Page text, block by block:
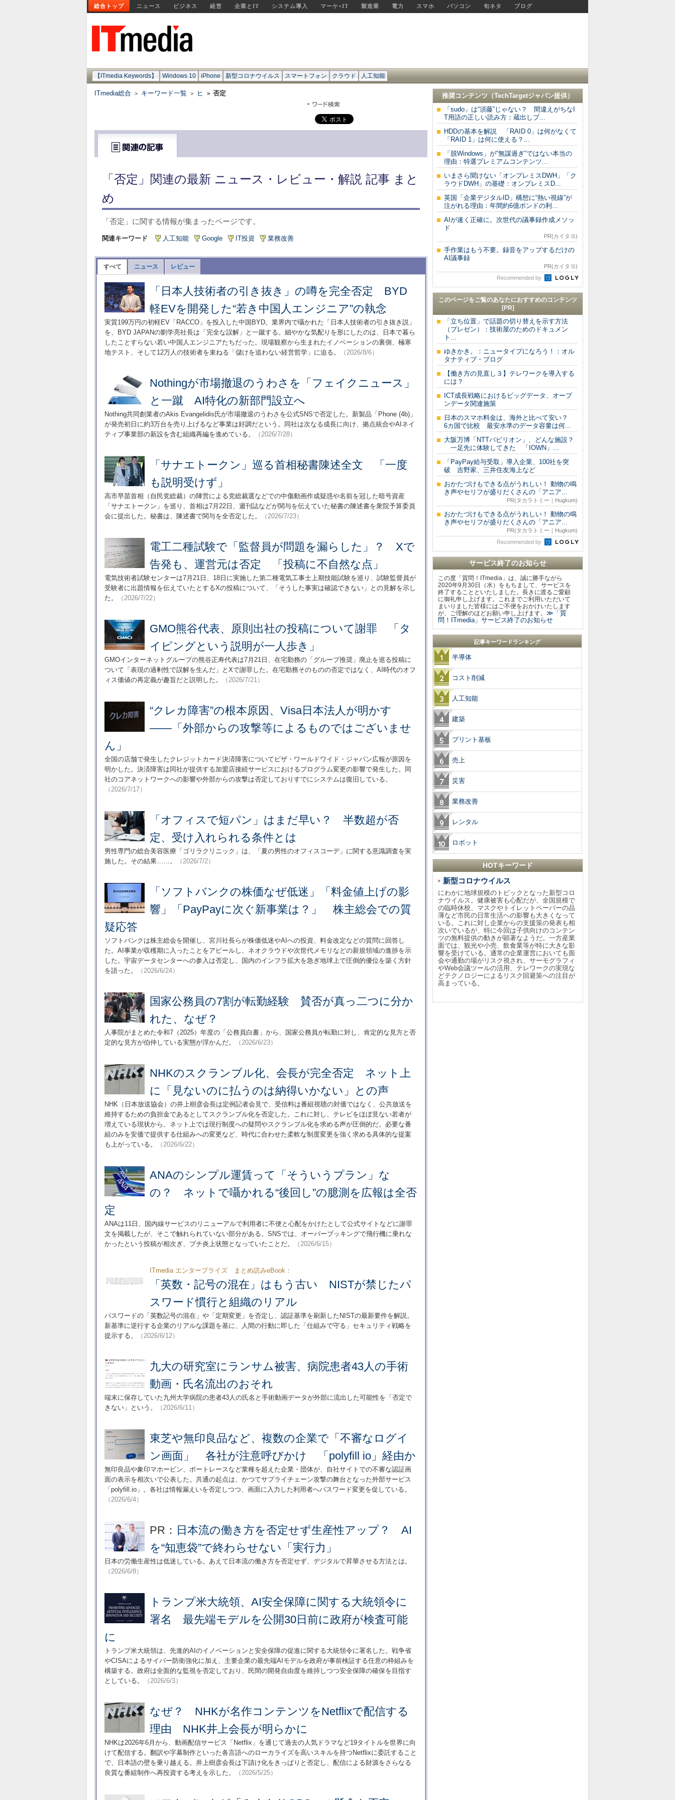
総合トップ ニュース ビジネス 経営 企業とIT システム導入 マーケ×IT 製造業 電力 スマホ パソコン 旬ネタ ブログ
【ITmedia Keywords】 Windows 10 iPhone 新型コロナウイルス スマートフォン クラウド 人工知能
ITmedia総合 > キーワード一覧 > ヒ > 否定
「否定」関連の最新 ニュース・レビュー・解説 記事 まと
め
「否定」に関する情報が集まったページです。
関連キーワード 人工知能 Google IT投資 業務改善
すべて ニュース レビュー
「日本人技術者の引き抜き」の噂を完全否定 BYD
軽EVを開発した“若き中国人エンジニア”の執念
実質199万円の初軽EV「RACCO」を投入した中国BYD。業界内で囁かれた「日本人技術者の引き抜き説」
を、BYD JAPANの劉学亮社長は「完全な誤解」と一蹴する。細やかな気配りを形にしたのは、日本で暮ら
したことすらない若い中国人エンジニアたちだった。現場観察から生まれたイノベーションの裏側、極寒
地テスト、そして12万人の技術者を束ねる「儲けを追わない経営哲学」に迫る。
（2026/8/6）
Nothingが市場撤退のうわさを「フェイクニュース」
と一蹴 AI特化の新部門設立へ
Nothing共同創業者のAkis Evangelidis氏が市場撤退のうわさを公式SNSで否定した。新製品「Phone (4b)」
が発売初日に約3万台を売り上げるなど事業は好調だという。同社は次なる成長に向け、拠点統合やAIネイ
ティブ事業部の新設を含む組織再編を進めている。
（2026/7/28）
「サナエトークン」巡る首相秘書陳述全文 「一度
も説明受けず」
高市早苗首相（自民党総裁）の陣営による党総裁選などでの中傷動画作成疑惑や名前を冠した暗号資産
「サナエトークン」を巡り、首相は7月22日、週刊誌などが関与を伝えていた秘書の陳述書を衆院予算委員
会に提出した。秘書は、陳述書で関与を全否定した。
（2026/7/23）
電工二種試験で「監督員が問題を漏らした」？ Xで
告発も、運営元は否定 「投稿に不自然な点」
電気技術者試験センターは7月21日、18日に実施した第二種電気工事士上期技能試験を巡り、試験監督員が
受験者に出題情報を伝えていたとするXの投稿について、「そうした事実は確認できない」との見解を示し
た。
（2026/7/22）
GMO熊谷代表、原則出社の投稿について謝罪 「タ
イピングという説明が一人歩き」
GMOインターネットグループの熊谷正寿代表は7月21日、在宅勤務の「グループ推奨」廃止を巡る投稿に
ついて「表現の過剰性で誤解を生んだ」とXで謝罪した。在宅勤務そのものの否定ではなく、AI時代のオフ
ィス価値の再定義が趣旨だと説明した。
（2026/7/21）
“クレカ障害”の根本原因、Visa日本法人が明かす
――「外部からの攻撃等によるものではございませ
ん」
全国の店舗で発生したクレジットカード決済障害についてビザ・ワールドワイド・ジャパン広報が原因を
明かした。決済障害は同社が提供する加盟店接続サービスにおけるプログラム変更の影響で発生した。同
社のコアネットワークへの影響や外部からの攻撃は否定しておりすでにシステムは復旧している。
（2026/7/17）
「オフィスで短パン」はまだ早い？ 半数超が否
定、受け入れられる条件とは
男性専門の総合美容医療「ゴリラクリニック」は、「夏の男性のオフィスコーデ」に関する意識調査を実
施した。その結果……。
（2026/7/2）
「ソフトバンクの株価なぜ低迷」「料金値上げの影
響」「PayPayに次ぐ新事業は？」 株主総会での質
疑応答
ソフトバンクは株主総会を開催し、宮川社長らが株価低迷やAIへの投資、料金改定などの質問に回答し
た。AI事業が収穫期に入ったことをアピールし、ネオクラウドや次世代メモリなどの新規領域の進捗を示
した。宇宙データセンターへの参入は否定し、国内のインフラ拡大を急ぎ地球上で圧倒的優位を築く方針
を語った。
（2026/6/24）
国家公務員の7割が転勤経験 賛否が真っ二つに分か
れた、なぜ？
人事院がまとめた令和7（2025）年度の「公務員白書」から、国家公務員が転勤に対し、肯定的な見方と否
定的な見方が伯仲している実態が浮かんだ。
（2026/6/23）
NHKのスクランブル化、会長が完全否定 ネット上
に「見ないのに払うのは納得いかない」との声
NHK（日本放送協会）の井上樹彦会長は定例記者会見で、受信料は番組視聴の対価ではなく、公共放送を
維持するための負担金であるとしてスクランブル化を否定した。これに対し、テレビをほぼ見ない若者が
増えている現状から、ネット上では現行制度への疑問やスクランブル化を求める声が圧倒的だ。必要な番
組のみを安価で提供する仕組みへの変更など、時代に合わせた柔軟な制度変更を強く求める具体的な提案
も上がっている。
（2026/6/22）
ANAのシンプル運賃って「そういうプラン」な
の？ ネットで囁かれる“後回し”の臆測を広報は全否
定
ANAは11日、国内線サービスのリニューアルで利用者に不便と心配をかけたとして公式サイトなどに謝罪
文を掲載したが、そこで触れられていない部分がある。SNSでは、オーバーブッキングで飛行機に乗れな
かったという投稿が相次ぎ、プチ炎上状態となっていたことだ。
（2026/6/15）
ITmedia エンタープライズ まとめ読みeBook：
「英数・記号の混在」はもう古い NISTが禁じたパ
スワード慣行と組織のリアル
パスワードの「英数記号の混在」や「定期変更」を否定し、認証基準を刷新したNISTの最新要件を解説。
新基準に逆行する企業のリアルな課題を基に、人間の行動に即した「仕組みで守る」セキュリティ戦略を
提示する。
（2026/6/12）
九大の研究室にランサム被害、病院患者43人の手術
動画・氏名流出のおそれ
端末に保存していた九州大学病院の患者43人の氏名と手術動画データが外部に流出した可能性を「否定で
きない」という。
（2026/6/11）
東芝や無印良品など、複数の企業で「不審なログイ
ン画面」 各社が注意呼びかけ 「polyfill io」経由か
無印良品や象印マホービン、ボートレースなど業種を超えた企業・団体が、自社サイトでの不審な認証画
面の表示を相次いで公表した。共通の起点は、かつてサプライチェーン攻撃の舞台となった外部サービス
「polyfill.io」。各社は情報漏えいを否定しつつ、画面に入力した利用者へパスワード変更を促している。
（2026/6/4）
PR： 日本流の働き方を否定せず生産性アップ？ AI
を“知恵袋”で終わらせない「実行力」
日本の労働生産性は低迷している。あえて日本流の働き方を否定せず、デジタルで昇華させる方法とは。
（2026/6/8）
トランプ米大統領、AI安全保障に関する大統領令に
署名 最先端モデルを公開30日前に政府が検査可能
に
トランプ米大統領は、先進的AIのイノベーションと安全保障の促進に関する大統領令に署名した。戦争省
やCISAによるサイバー防衛強化に加え、主要企業の最先端AIモデルを政府が事前検証する任意の枠組みを
構築する。政府は全面的な監視を否定しており、民間の開発自由度を維持しつつ安全保障の確保を目指す
としている。
（2026/6/3）
なぜ？ NHKが名作コンテンツをNetflixで配信する
理由 NHK井上会長が明らかに
NHKは2026年6月から、動画配信サービス「Netflix」を通じて過去の人気ドラマなど19タイトルを世界に向
けて配信する。翻訳や字幕制作といった各言語へのローカライズを高いスキルを持つNetflixに委託すること
で、日本語の壁を乗り越える。井上樹彦会長は下請け化をきっぱりと否定し、配信による財源をさらなる
良質な番組制作へ再投資する考えを示した。
（2026/5/25）
推奨コンテンツ（TechTargetジャパン提供）
「sudo」は“須藤”じゃない？ 間違えがちなI
T用語の正しい読み方：蔵出しブ...
HDDの基本を解説 「RAID 0」は何がなくて
「RAID 1」は何に使える？...
「脱Windows」が“無謀過ぎ”ではない本当の
理由：特選プレミアムコンテンツ...
いまさら聞けない「オンプレミスDWH」「ク
ラウドDWH」の基礎：オンプレミスD...
英国「企業デジタルID」構想に“熱い視線”が
注がれる理由：年間約6億ポンドの利...
AIが速く正確に。次世代の議事録作成メソッ
ド
PR(カイタヨ)
手作業はもう不要。録音をアップするだけの
AI議事録
PR(カイタヨ)
Recommended by
このページをご覧のあなたにおすすめのコンテンツ
[PR]
「立ち位置」で話題の切り替えを示す方法
（プレゼン）：技術屋のためのドキュメン
ト...
ゆきかき。：ニュータイプになろう！：オル
タナティブ・ブログ
【働き方の見直し３】テレワークを導入する
には？
ICT成長戦略におけるビッグデータ、オープ
ンデータ関連施策
日本のスマホ料金は、海外と比べて安い？
6カ国で比較 最安水準のデータ容量は何...
大阪万博「NTTパビリオン」、どんな施設？
一足先に体験してきた 「IOWN」...
「PayPay給与受取」導入企業、100社を突
破 吉野家、三井住友海上など
おかたづけもできる点がうれしい！ 動物の鳴
き声やセリフが盛りだくさんの「アニア...
PR(タカラトミー｜Hugkum)
おかたづけもできる点がうれしい！ 動物の鳴
き声やセリフが盛りだくさんの「アニア...
PR(タカラトミー｜Hugkum)
Recommended by
サービス終了のお知らせ
この度「質問！ITmedia」は、誠に勝手ながら
2020年9月30日（水）をもちまして、サービスを
終了することといたしました。長きに渡るご愛顧
に御礼申し上げます。これまでご利用いただいて
まいりました皆様にはご不便をおかけいたします
が、ご理解のほどお願い申し上げます。 ≫「質
問！ITmedia」サービス終了のお知らせ
記事キーワードランキング
半導体
コスト削減
人工知能
建築
プリント基板
売上
災害
業務改善
レンタル
ロボット
HOTキーワード
新型コロナウイルス
にわかに地球規模のトピックとなった新型コロ
ナウイルス。健康被害も心配だが、全国規模で
の臨時休校、マスクやトイレットペーパーの品
薄など市民の日常生活への影響も大きくなって
いる。これに対し企業からの支援策の発表も相
次いでいるが、特に今回は子供向けのコンテン
ツの無料提供の動きが顕著なようだ。一方産業
面では、観光や小売、飲食業等が特に大きな影
響を受けている。通常の企業運営においても面
会や通勤の場がリスク視され、サーモグラフィ
やWeb会議ツールの活用、テレワークの実現な
どテクノロジーによるリスク回避策への注目が
高まっている。